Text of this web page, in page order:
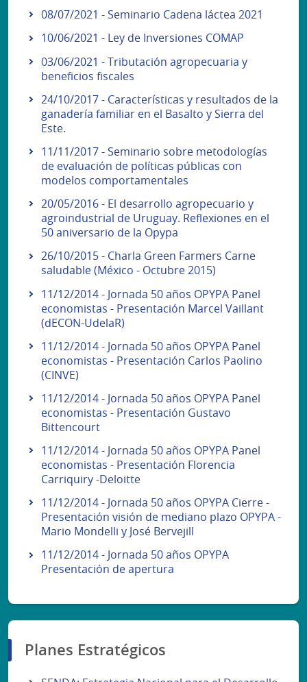
08/07/2021 - Seminario Cadena láctea 2021
10/06/2021 - Ley de Inversiones COMAP
03/06/2021 - Tributación agropecuaria y
beneficios fiscales
24/10/2017 - Características y resultados de la
ganadería familiar en el Basalto y Sierra del
Este.
11/11/2017 - Seminario sobre metodologías
de evaluación de políticas públicas con
modelos comportamentales
20/05/2016 - El desarrollo agropecuario y
agroindustrial de Uruguay. Reflexiones en el
50 aniversario de la Opypa
26/10/2015 - Charla Green Farmers Carne
saludable (México - Octubre 2015)
11/12/2014 - Jornada 50 años OPYPA Panel
economistas - Presentación Marcel Vaillant
(dECON-UdelaR)
11/12/2014 - Jornada 50 años OPYPA Panel
economistas - Presentación Carlos Paolino
(CINVE)
11/12/2014 - Jornada 50 años OPYPA Panel
economistas - Presentación Gustavo
Bittencourt
11/12/2014 - Jornada 50 años OPYPA Panel
economistas - Presentación Florencia
Carriquiry -Deloitte
11/12/2014 - Jornada 50 años OPYPA Cierre -
Presentación visión de mediano plazo OPYPA -
Mario Mondelli y José Bervejill
11/12/2014 - Jornada 50 años OPYPA
Presentación de apertura
Planes Estratégicos